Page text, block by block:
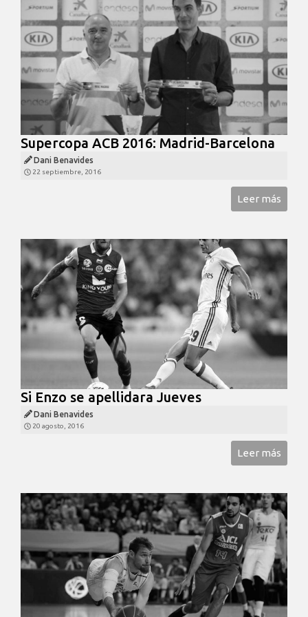
Supercopa ACB 2016: Madrid-Barcelona
Dani Benavides
22 septiembre, 2016
Leer más
Si Enzo se apellidara Jueves
Dani Benavides
20 agosto, 2016
Leer más